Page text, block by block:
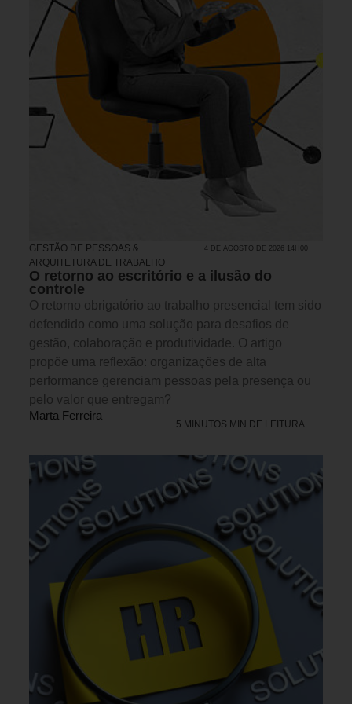
GESTÃO DE PESSOAS &
ARQUITETURA DE TRABALHO
4 DE AGOSTO DE 2026 14H00
O retorno ao escritório e a ilusão do
controle
O retorno obrigatório ao trabalho presencial tem sido
defendido como uma solução para desafios de
gestão, colaboração e produtividade. O artigo
propõe uma reflexão: organizações de alta
performance gerenciam pessoas pela presença ou
pelo valor que entregam?
Marta Ferreira
5 MINUTOS MIN DE LEITURA